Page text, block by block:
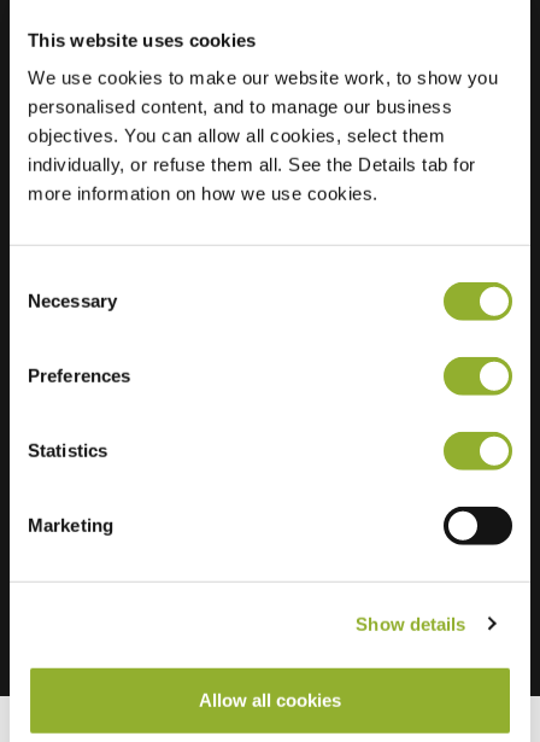
This website uses cookies
We use cookies to make our website work, to show you
personalised content, and to manage our business
objectives. You can allow all cookies, select them
individually, or refuse them all. See the Details tab for
more information on how we use cookies.
Selection
Necessary
Preferences
Statistics
Marketing
Show details
Allow all cookies
Ubicación
Florastraat 2
9991 CH
Middelstum
Países Bajos